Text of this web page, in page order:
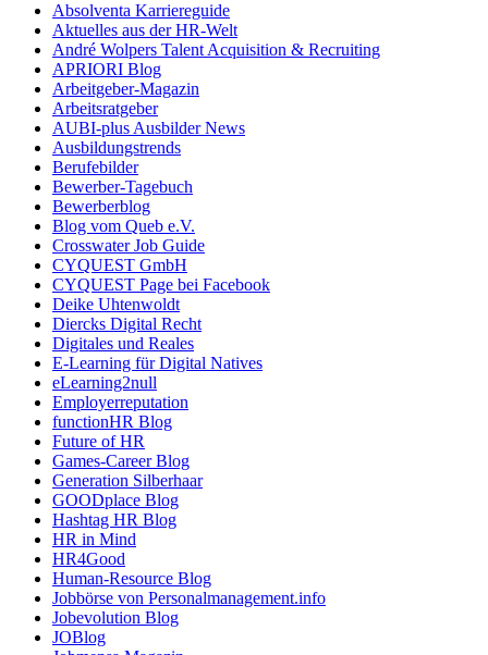
Absolventa Karriereguide
Aktuelles aus der HR-Welt
André Wolpers Talent Acquisition & Recruiting
APRIORI Blog
Arbeitgeber-Magazin
Arbeitsratgeber
AUBI-plus Ausbilder News
Ausbildungstrends
Berufebilder
Bewerber-Tagebuch
Bewerberblog
Blog vom Queb e.V.
Crosswater Job Guide
CYQUEST GmbH
CYQUEST Page bei Facebook
Deike Uhtenwoldt
Diercks Digital Recht
Digitales und Reales
E-Learning für Digital Natives
eLearning2null
Employerreputation
functionHR Blog
Future of HR
Games-Career Blog
Generation Silberhaar
GOODplace Blog
Hashtag HR Blog
HR in Mind
HR4Good
Human-Resource Blog
Jobbörse von Personalmanagement.info
Jobevolution Blog
JOBlog